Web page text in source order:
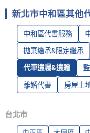
新北市中和區其他
中和區代書服務
拋棄繼承&限定繼承
代筆遺囑&遺贈
離婚代書 房屋土
台北市